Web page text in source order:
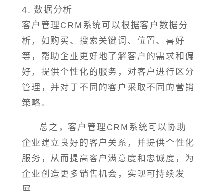
4. 数据分析
客户管理CRM系统可以根据客户数据分
析，如购买、搜索关键词、位置、喜好
等，帮助企业更好地了解客户的需求和偏
好，提供个性化的服务，对客户进行区分
管理，并对于不同的客户采取不同的营销
策略。
总之，客户管理CRM系统可以协助
企业建立良好的客户关系，并提供个性化
服务，从而提高客户满意度和忠诚度，为
企业创造更多销售机会，实现可持续发